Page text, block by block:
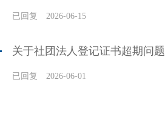
已回复 2026-06-15
关于社团法人登记证书超期问题
已回复 2026-06-01